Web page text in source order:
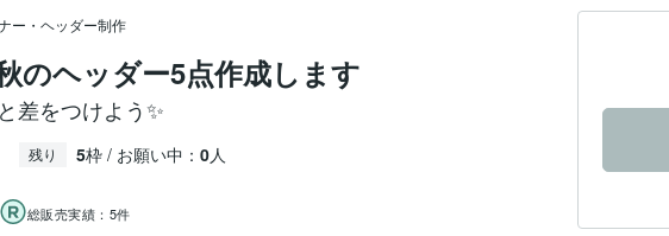
ー・ヘッダー制作
のヘッダー5点作成します
差をつけよう✨
残り 5枠 / お願い中： 0人
総販売実績： 5件